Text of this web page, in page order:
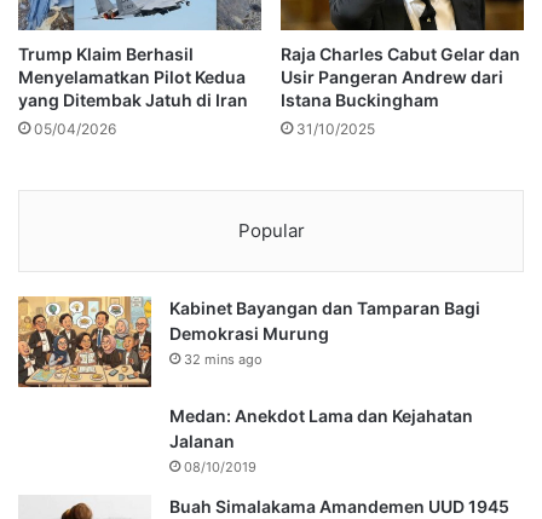
Trump Klaim Berhasil
Menyelamatkan Pilot Kedua
yang Ditembak Jatuh di Iran
05/04/2026
Raja Charles Cabut Gelar dan
Usir Pangeran Andrew dari
Istana Buckingham
31/10/2025
Popular
Kabinet Bayangan dan Tamparan Bagi
Demokrasi Murung
32 mins ago
Medan: Anekdot Lama dan Kejahatan
Jalanan
08/10/2019
Buah Simalakama Amandemen UUD 1945